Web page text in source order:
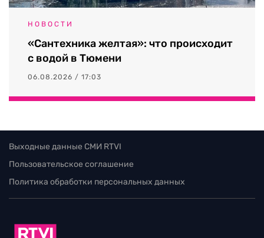
НОВОСТИ
«Сантехника желтая»: что происходит
с водой в Тюмени
06.08.2026 / 17:03
Выходные данные СМИ RTVI
Пользовательское соглашение
Политика обработки персональных данных